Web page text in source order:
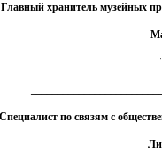
Главный хранитель музейных
Специалист по связям с